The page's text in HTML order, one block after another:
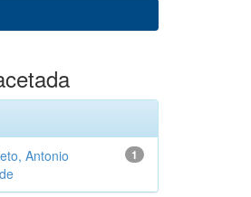
1
Antonio